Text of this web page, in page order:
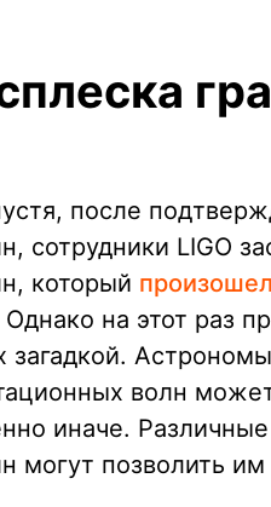
после
сотрудники LIGO
который произошел
Однако на этот раз
загадкой.
волн
иначе.
могут позволить им